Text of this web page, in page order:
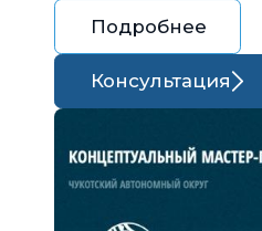
Подробнее
Консультация